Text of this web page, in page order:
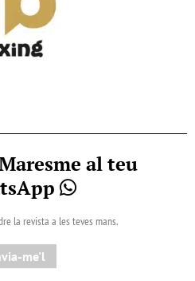
al teu
la revista a les teves mans.
me'l